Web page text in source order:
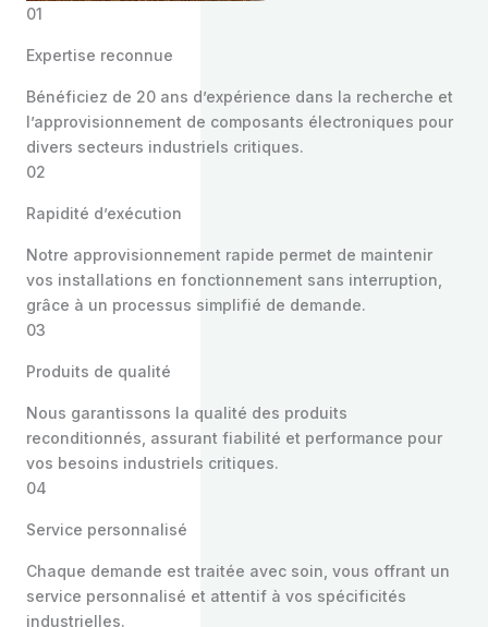
01
Expertise reconnue
Bénéficiez de 20 ans d’expérience dans la recherche et
l’approvisionnement de composants électroniques pour
divers secteurs industriels critiques.
02
Rapidité d’exécution
Notre approvisionnement rapide permet de maintenir
vos installations en fonctionnement sans interruption,
grâce à un processus simplifié de demande.
03
Produits de qualité
Nous garantissons la qualité des produits
reconditionnés, assurant fiabilité et performance pour
vos besoins industriels critiques.
04
Service personnalisé
Chaque demande est traitée avec soin, vous offrant un
service personnalisé et attentif à vos spécificités
industrielles.